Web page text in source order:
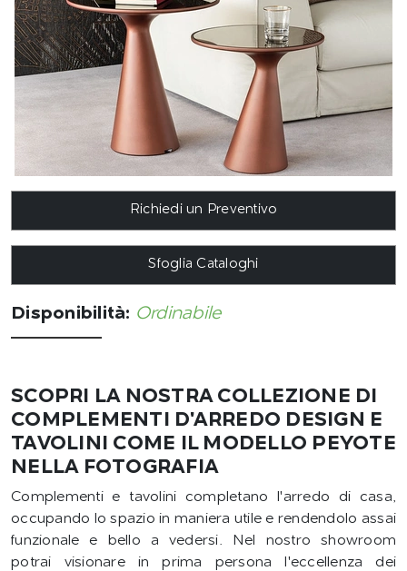
Richiedi un Preventivo
Sfoglia Cataloghi
Disponibilità: Ordinabile
SCOPRI LA NOSTRA COLLEZIONE DI
COMPLEMENTI D'ARREDO DESIGN E
TAVOLINI COME IL MODELLO PEYOTE
NELLA FOTOGRAFIA
Complementi e tavolini completano l'arredo di casa,
occupando lo spazio in maniera utile e rendendolo assai
funzionale e bello a vedersi. Nel nostro showroom
potrai visionare in prima persona l'eccellenza dei